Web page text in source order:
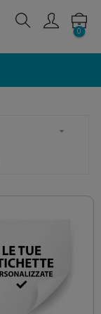
0
